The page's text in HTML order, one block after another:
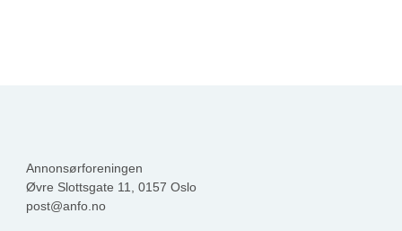
Annonsørforeningen
Øvre Slottsgate 11, 0157 Oslo
post@anfo.no